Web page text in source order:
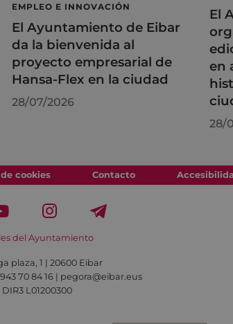
EMPLEO E INNOVACIÓN
El Ayuntamiento de Eibar
da la bienvenida al
proyecto empresarial de
Hansa-Flex en la ciudad
28/07/2026
El
en
28/
cookies Contacto
del Ayuntamiento
plaza, 1 | 20600 Eibar
70 84 16 | pegora@eibar.eus
DIR3 L01200300